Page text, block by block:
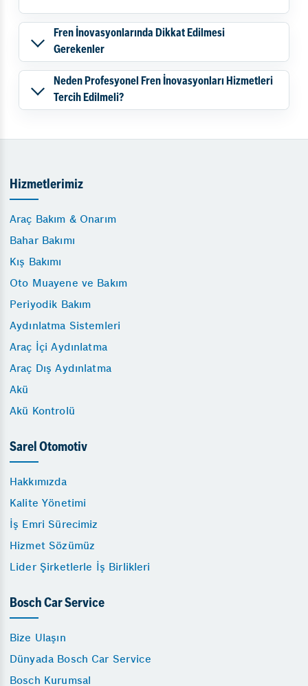
Fren İnovasyonlarında Dikkat Edilmesi
Gerekenler
Neden Profesyonel Fren İnovasyonları Hizmetleri
Tercih Edilmeli?
Hizmetlerimiz
Araç Bakım & Onarım
Bahar Bakımı
Kış Bakımı
Oto Muayene ve Bakım
Periyodik Bakım
Aydınlatma Sistemleri
Araç İçi Aydınlatma
Araç Dış Aydınlatma
Akü
Akü Kontrolü
Sarel Otomotiv
Hakkımızda
Kalite Yönetimi
İş Emri Sürecimiz
Hizmet Sözümüz
Lider Şirketlerle İş Birlikleri
Bosch Car Service
Bize Ulaşın
Dünyada Bosch Car Service
Bosch Kurumsal